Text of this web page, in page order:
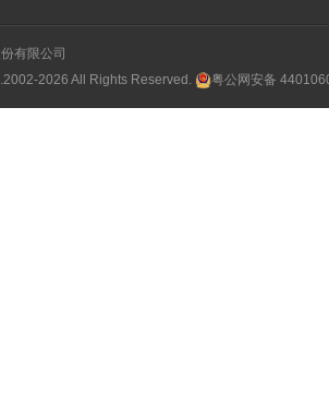
有限公司
2026 All Rights Reserved.
粤公网安备